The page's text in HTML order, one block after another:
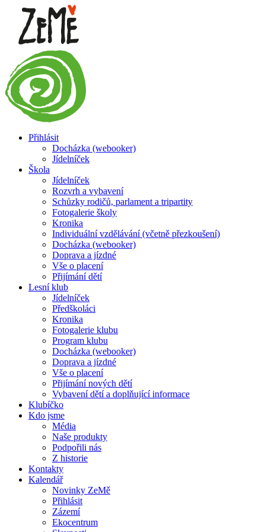
Přihlásit
Docházka (webooker)
Jídelníček
Škola
Jídelníček
Rozvrh a vybavení
Schůzky rodičů, parlament a tripartity
Fotogalerie školy
Kronika
Individuální vzdělávání (včetně přezkoušení)
Docházka (webooker)
Doprava a jízdné
Vše o placení
Přijímání dětí
Lesní klub
Jídelníček
Předškoláci
Kronika
Fotogalerie klubu
Program klubu
Docházka (webooker)
Doprava a jízdné
Vše o placení
Přijímání nových dětí
Vybavení dětí a doplňující informace
Klubíčko
Kdo jsme
Média
Naše produkty
Podpořili nás
Z historie
Kontakty
Kalendář
Novinky ZeMě
Přihlásit
Zázemí
Ekocentrum